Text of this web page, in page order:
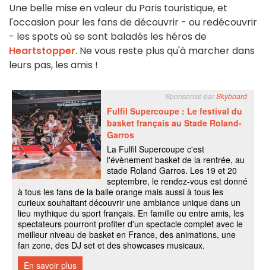
Une belle mise en valeur du Paris touristique, et
l'occasion pour les fans de découvrir - ou redécouvrir
- les spots où se sont baladés les héros de
Heartstopper. Ne vous reste plus qu'à marcher dans
leurs pas, les amis !